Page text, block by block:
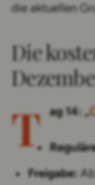
die aktuellen
Die
T ag 14: „
Freigabe: